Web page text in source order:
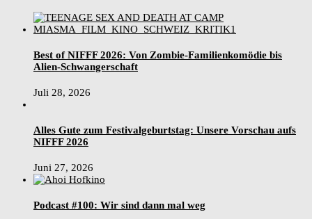
Best of NIFFF 2026: Von Zombie-Familienkomödie bis
Alien-Schwangerschaft
Juli 28, 2026
Alles Gute zum Festivalgeburtstag: Unsere Vorschau aufs
NIFFF 2026
Juni 27, 2026
Podcast #100: Wir sind dann mal weg